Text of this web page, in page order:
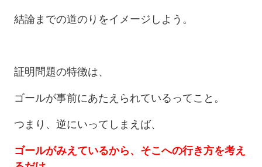
結論までの道のりをイメージしよう。
証明問題の特徴は、
ゴールが事前にあたえられているってこと。
つまり、逆にいってしまえば、
ゴールがみえているから、そこへの行き方を考え